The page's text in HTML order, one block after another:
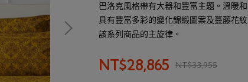
巴洛克風格帶有大器和豐富主題。溫暖
具有豐富多彩的變化錦緞圖案及蔓藤花
該系列商品的主旋律。
NT$28,865 NT$33,955